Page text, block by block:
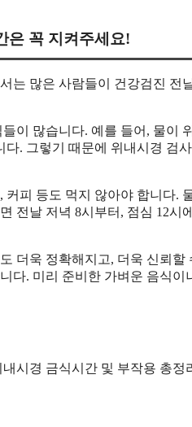
은 꼭 지켜주세요!
는 많은 사람들이 건강검진 전
이 많습니다. 예를 들어, 물이
. 그렇기 때문에 위내시경 검
피 등도 먹지 않아야 합니다.
전날 저녁 8시부터, 점심 12시
더욱 정확해지고, 더욱 신뢰할
다. 미리 준비한 가벼운 음식이